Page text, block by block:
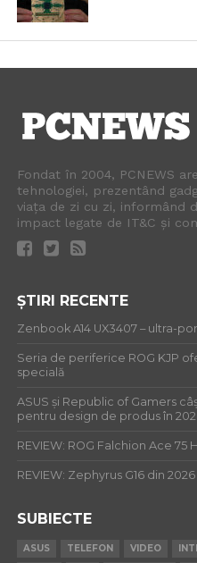
Fondat în 2004, PCNEWS
tehnologiei, prezentând
viața de zi cu zi, informând
impact legate de IT&C și
ȘTIRI RECENTE
Zenbook A14 UX3407 – ultra-
Seria de periferice ROG KJP
specială
ASUS și Republic of Gamers
pentru design de produs în
REVIEW: ROG Falchion Ace
REVIEW: Zephyrus G16 din
SUBIECTE
ASUS TELEFON VIDEO